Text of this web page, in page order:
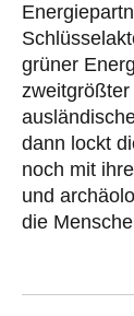
grüner
dann lockt
noch mit
und
die